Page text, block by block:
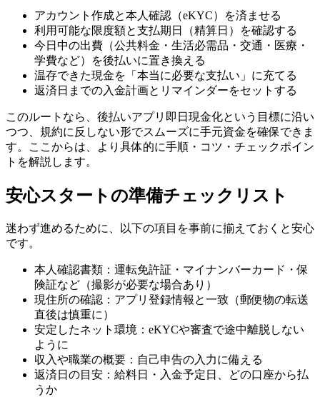
アカウント作成と本人確認（eKYC）を済ませる
利用可能な限度額と支払期日（精算日）を確認する
今日中の出費（公共料金・生活必需品・交通・医療・
学費など）を後払いに置き換える
温存できた現金を「本当に必要な支払い」に充てる
返済日までの入金計画とリマインダーをセットする
このルートなら、後払いアプリ即日現金化という目標に沿い
つつ、規約に反しない形でスムーズに手元資金を確保できま
す。ここからは、より具体的に手順・コツ・チェックポイン
トを解説します。
安心スタートの準備チェックリスト
迷わず進めるために、以下の項目を事前に揃えておくと安心
です。
本人確認書類：運転免許証・マイナンバーカード・保
険証など（撮影が必要な場合あり）
現住所の確認：アプリ登録情報と一致（郵便物の転送
直後は慎重に）
安定したネット環境：eKYCや審査で途中離脱しない
ように
収入や職業の概要：自己申告の入力に備える
返済日の目安：給料日・入金予定日、どの口座から払
うか